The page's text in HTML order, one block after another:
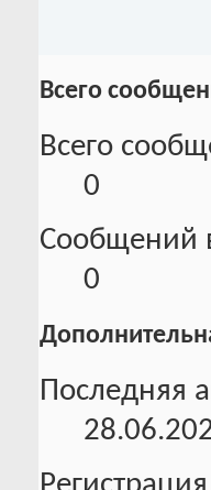
Всего
Всего
0
Сообщений
0
Последняя